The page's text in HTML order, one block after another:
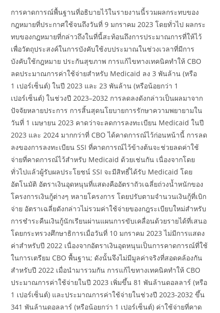
การคาดการณ์พื้นฐานที่อธิบายไว้ในรายงานนี้รวมผลกระทบของ
กฎหมายที่ประกาศใช้จนถึงวันที่ 9 มกราคม 2023 โดยทั่วไป ผลกระ
ทบของกฎหมายที่กล่าวถึงในที่นี้สะท้อนถึงการประมาณการที่ให้ไว้
เพื่อวัตถุประสงค์ในการบังคับใช้งบประมาณในช่วงเวลาที่มีการ
บังคับใช้กฎหมาย ประกันสุขภาพ การแก้ไขทางเทคนิคทำให้ CBO
ลดประมาณการค่าใช้จ่ายสำหรับ Medicaid ลง 3 พันล้าน (หรือ
1 เปอร์เซ็นต์) ในปี 2023 และ 23 พันล้าน (หรือน้อยกว่า 1
เปอร์เซ็นต์) ในช่วงปี 2023–2032 การลดลงดังกล่าวเป็นผลมาจาก
ปัจจัยหลายประการ การสิ้นสุดนโยบายการรักษาความพยายามใน
วันที่ 1 เมษายน 2023 คาดว่าจะลดการลงทะเบียน Medicaid ในปี
2023 และ 2024 มากกว่าที่ CBO ได้คาดการณ์ไว้ก่อนหน้านี้ การลด
ลงของการลงทะเบียน SSI ที่คาดการณ์ไว้ข้างต้นจะช่วยลดค่าใช้
จ่ายที่คาดการณ์ไว้สำหรับ Medicaid ด้วยเช่นกัน เนื่องจากโดย
ทั่วไปแล้วผู้รับผลประโยชน์ SSI จะมีสิทธิ์ได้รับ Medicaid โดย
อัตโนมัติ อัตราเงินอุดหนุนที่แสดงคืออัตราถัวเฉลี่ยถ่วงน้ำหนักของ
โครงการเงินกู้ต่างๆ หลายโครงการ โดยปรับตามจำนวนเงินกู้ที่เบิก
จ่าย อัตราเฉลี่ยดังกล่าวไม่รวมค่าใช้จ่ายของกฎระเบียบใหม่สำหรับ
การชำระคืนเงินกู้นักเรียนผ่านแผนการขับเคลื่อนด้วยรายได้ที่เสนอ
โดยกระทรวงศึกษาธิการเมื่อวันที่ 10 มกราคม 2023 ไม่มีการแสดง
ค่าสำหรับปี 2022 เนื่องจากอัตราเงินอุดหนุนเป็นการคาดการณ์ที่ใช้
ในการเตรียม CBO พื้นฐาน; ดังนั้นจึงไม่มีมูลค่าจริงที่สอดคล้องกัน
สำหรับปี 2022 เมื่อนำมารวมกัน การแก้ไขทางเทคนิคทำให้ CBO
ประมาณการค่าใช้จ่ายในปี 2023 เพิ่มขึ้น 81 พันล้านดอลลาร์ (หรือ
1 เปอร์เซ็นต์) และประมาณการค่าใช้จ่ายในช่วงปี 2023-2032 ขึ้น
341 พันล้านดอลลาร์ (หรือน้อยกว่า 1 เปอร์เซ็นต์) ค่าใช้จ่ายที่คาด